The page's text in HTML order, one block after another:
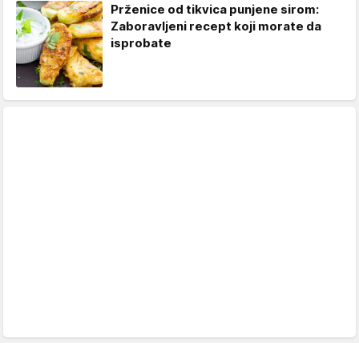
Prženice od tikvica punjene sirom:
Zaboravljeni recept koji morate da
isprobate